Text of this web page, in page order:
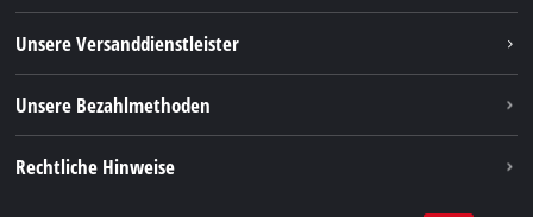
TikTok
Pinterest
Unsere Versanddienstleister
Unsere Bezahlmethoden
Rechtliche Hinweise